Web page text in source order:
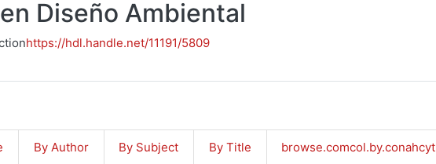
Diseño Ambiental
https://hdl.handle.net/11191/5809
By Author By Subject By Title browse.comcol.by.conahcyt